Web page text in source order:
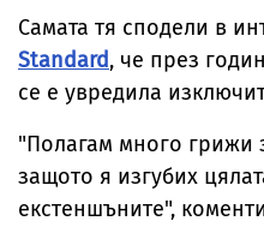
Самата тя сподели в
Standard, че през
се е увредила
"Полагам много грижи
защото я изгубих
екстеншъните",